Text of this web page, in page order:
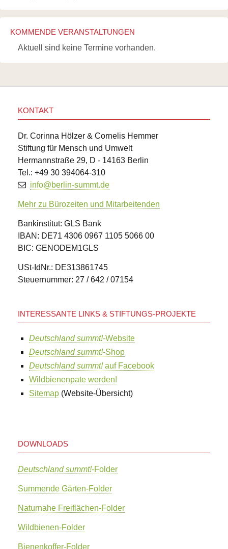
KOMMENDE VERANSTALTUNGEN
Aktuell sind keine Termine vorhanden.
KONTAKT
Dr. Corinna Hölzer & Cornelis Hemmer
Stiftung für Mensch und Umwelt
Hermannstraße 29, D - 14163 Berlin
Tel.: +49 30 394064-310
info@berlin-summt.de
Mehr zu Bürozeiten und Mitarbeitenden
Bankinstitut: GLS Bank
IBAN: DE71 4306 0967 1105 5066 00
BIC: GENODEM1GLS
USt-IdNr.: DE313861745
Steuernummer: 27 / 642 / 07154
INTERESSANTE LINKS & STIFTUNGS-PROJEKTE
Deutschland summt!-Website
Deutschland summt!-Shop
Deutschland summt!auf Facebook
Wildbienenpate werden!
Sitemap (Website-Übersicht)
DOWNLOADS
Deutschland summt!-Folder
Summende Gärten-Folder
Naturnahe Freiflächen-Folder
Wildbienen-Folder
Bienenkoffer-Folder